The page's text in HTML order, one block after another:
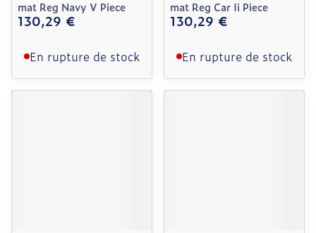
mat Reg Navy V Piece
130,29 €
En rupture de stock
mat Reg Car Ii Piece
130,29 €
En rupture de stock